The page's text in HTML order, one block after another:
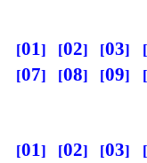
01 02 03
07
08 09
01 02 03